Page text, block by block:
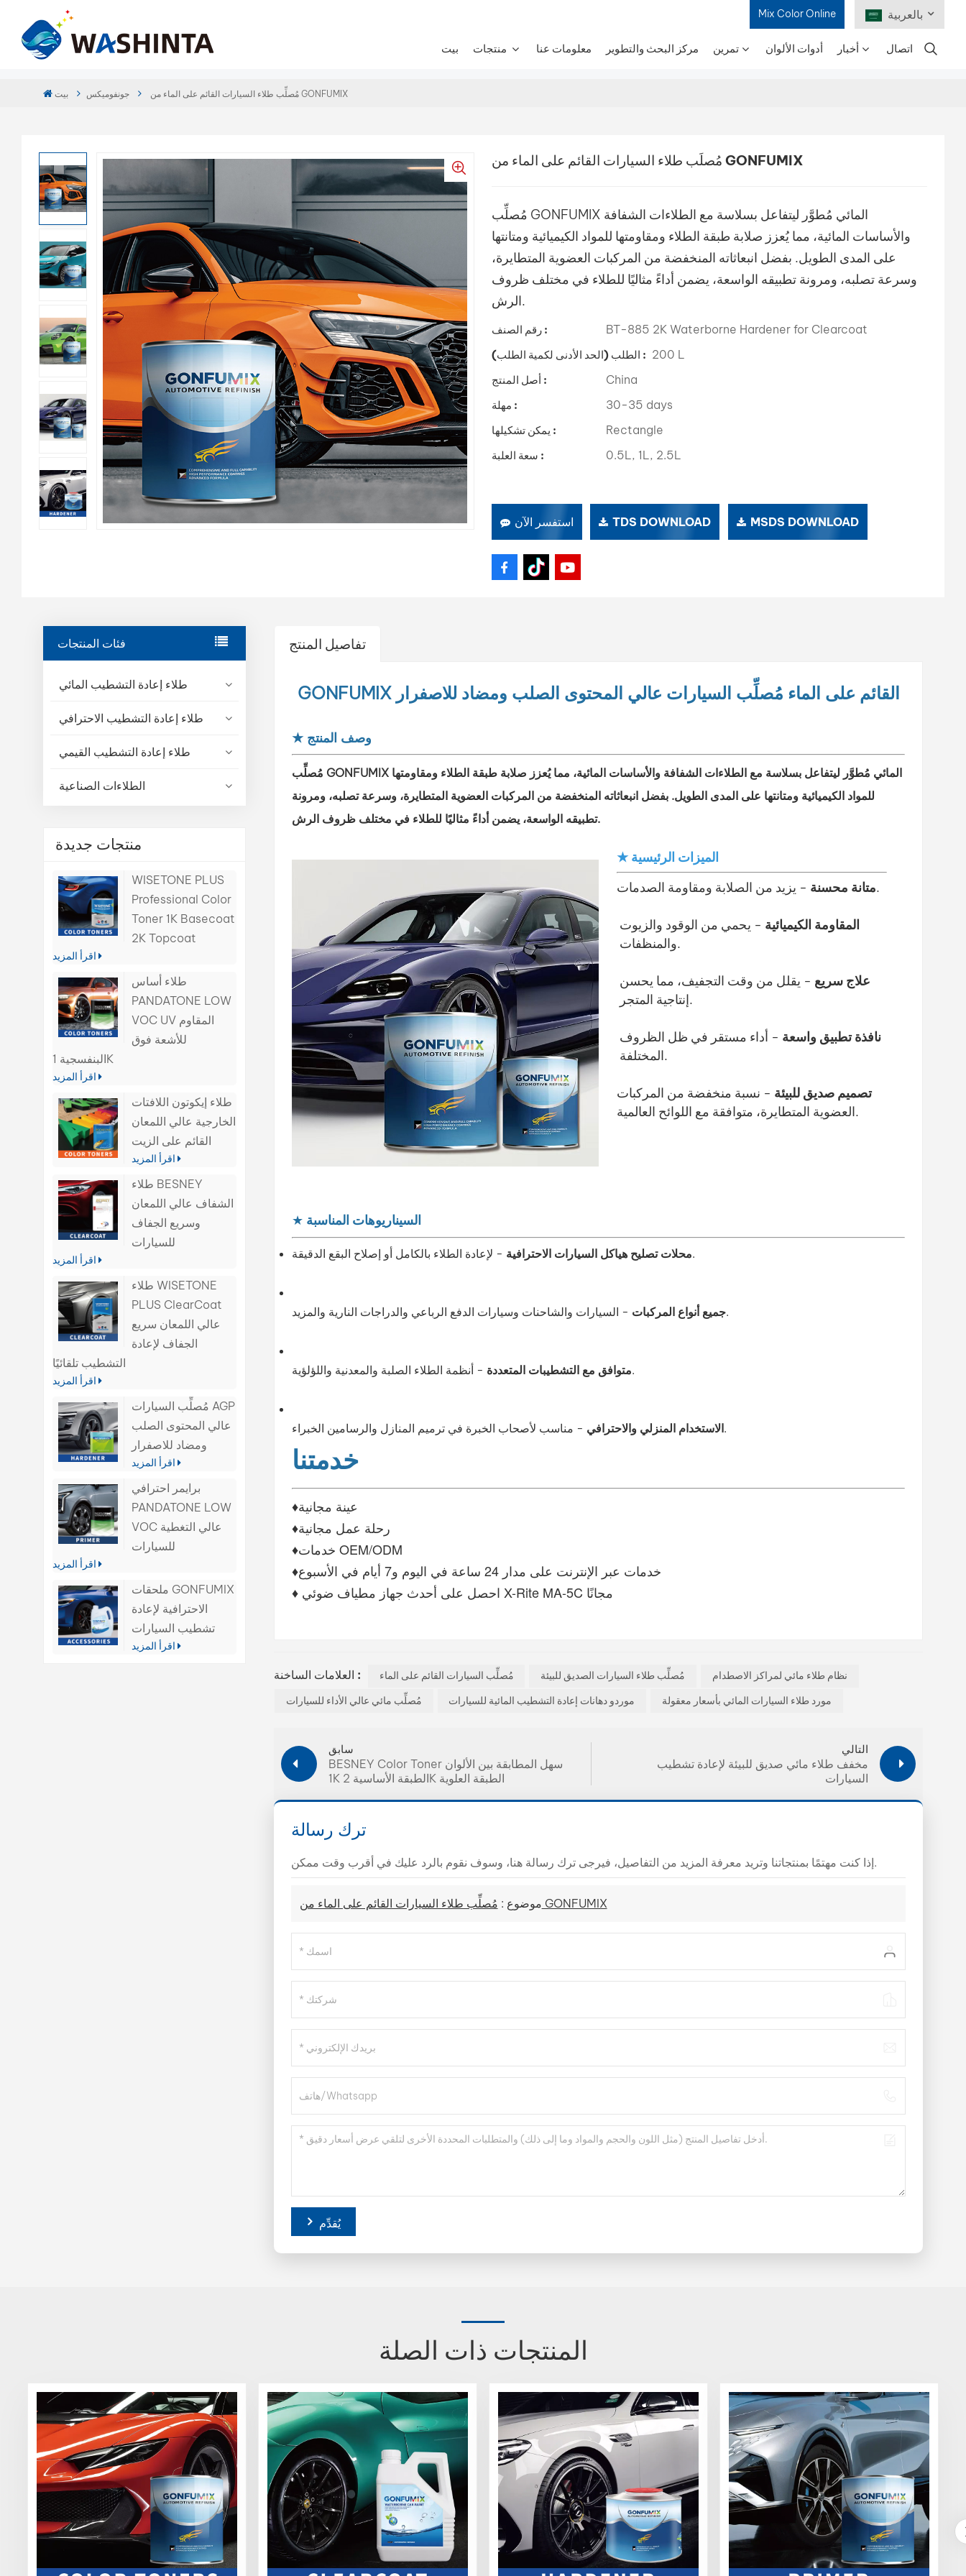
Mix Color Online بالعربية
Español
Português
日本語
بيت معلومات عنا مركز البحث والتطوير تمرين أدوات الألوان أخبار اتصال
بيت جونفوميكس مُصلِّب طلاء السيارات القائم على الماء من GONFUMIX
مُصلِّب طلاء السيارات القائم على الماء من GONFUMIX
مُصلِّب GONFUMIX المائي مُطوَّر ليتفاعل بسلاسة مع الطلاءات الشفافة
والأساسات المائية، مما يُعزز صلابة طبقة الطلاء ومقاومتها للمواد الكيميائية ومتانتها
على المدى الطويل. بفضل انبعاثاته المنخفضة من المركبات العضوية المتطايرة،
وسرعة تصلبه، ومرونة تطبيقه الواسعة، يضمن أداءً مثاليًا للطلاء في مختلف ظروف
الرش.
رقم الصنف : BT-885 2K Waterborne Hardener for Clearcoat
الطلب (الحد الأدنى لكمية الطلب) : 200 L
أصل المنتج : China
مهلة : 30-35 days
يمكن تشكيلها : Rectangle
سعة العلبة : 0.5L, 1L, 2.5L
استفسر الآن TDS DOWNLOAD MSDS DOWNLOAD
فئات المنتجات
طلاء إعادة التشطيب المائي
طلاء إعادة التشطيب الاحترافي
طلاء إعادة التشطيب القيمي
الطلاءات الصناعية
منتجات جديدة
WISETONE PLUS
Professional Color
Toner 1K Basecoat
2K Topcoat
طلاء أساس
PANDATONE LOW
VOC UV المقاوم
للأشعة فوق
البنفسجية 1K
طلاء إيكوتون اللافتات
الخارجية عالي اللمعان
القائم على الزيت
طلاء BESNEY
الشفاف عالي اللمعان
وسريع الجفاف
للسيارات
طلاء WISETONE
PLUS ClearCoat
عالي اللمعان سريع
الجفاف لإعادة
التشطيب تلقائيًا
مُصلِّب السيارات AGP
عالي المحتوى الصلب
ومضاد للاصفرار
برايمر احترافي
PANDATONE LOW
VOC عالي التغطية
للسيارات
ملحقات GONFUMIX
الاحترافية لإعادة
تشطيب السيارات
تفاصيل المنتج
GONFUMIX القائم على الماء مُصلِّب السيارات عالي المحتوى الصلب ومضاد للاصفرار
★ وصف المنتج
مُصلِّب GONFUMIX المائي مُطوَّر ليتفاعل بسلاسة مع الطلاءات الشفافة والأساسات المائية، مما يُعزز صلابة طبقة الطلاء ومقاومتها
للمواد الكيميائية ومتانتها على المدى الطويل. بفضل انبعاثاته المنخفضة من المركبات العضوية المتطايرة، وسرعة تصلبه، ومرونة
تطبيقه الواسعة، يضمن أداءً مثاليًا للطلاء في مختلف ظروف الرش.
★ الميزات الرئيسية
متانة محسنة- يزيد من الصلابة ومقاومة الصدمات.
المقاومة الكيميائية - يحمي من الوقود والزيوت
والمنظفات.
علاج سريع - يقلل من وقت التجفيف، مما يحسن
إنتاجية المتجر.
نافذة تطبيق واسعة - أداء مستقر في ظل الظروف
المختلفة.
تصميم صديق للبيئة - نسبة منخفضة من المركبات
العضوية المتطايرة، متوافقة مع اللوائح العالمية.
★ السيناريوهات المناسبة
محلات تصليح هياكل السيارات الاحترافية- لإعادة الطلاء بالكامل أو إصلاح البقع الدقيقة.
جميع أنواع المركبات- السيارات والشاحنات وسيارات الدفع الرباعي والدراجات النارية والمزيد.
متوافق مع التشطيبات المتعددة- أنظمة الطلاء الصلبة والمعدنية واللؤلؤية.
الاستخدام المنزلي والاحترافي- مناسب لأصحاب الخبرة في ترميم المنازل والرسامين الخبراء.
خدمتنا
♦عينة مجانية
♦رحلة عمل مجانية
♦خدمات OEM/ODM
♦خدمات عبر الإنترنت على مدار 24 ساعة في اليوم و7 أيام في الأسبوع
♦ احصل على أحدث جهاز مطياف ضوئي X-Rite MA-5C مجانًا
العلامات الساخنة : مُصلِّب السيارات القائم على الماء مُصلِّب طلاء السيارات الصديق للبيئة
نظام طلاء مائي لمراكز الاصطدام
مُصلِّب مائي عالي الأداء للسيارات
موردو دهانات إعادة التشطيب المائية للسيارات مورد طلاء السيارات المائي بأسعار معقولة
سابق
BESNEY Color Toner سهل المطابقة بين الألوان
1K الطبقة الأساسية 2K الطبقة العلوية
التالي
مخفف طلاء مائي صديق للبيئة لإعادة تشطيب
السيارات
ترك رسالة
إذا كنت مهتمًا بمنتجاتنا وتريد معرفة المزيد من التفاصيل، فيرجى ترك رسالة هنا، وسوف نقوم بالرد عليك في أقرب وقت ممكن.
موضوع : مُصلِّب طلاء السيارات القائم على الماء من GONFUMIX
يُقدِّم
المنتجات ذات الصلة